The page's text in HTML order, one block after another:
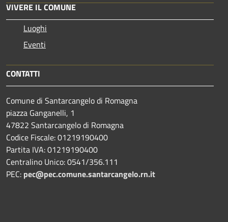
VIVERE IL COMUNE
Luoghi
Eventi
CONTATTI
Comune di Santarcangelo di Romagna
piazza Ganganelli, 1
47822 Santarcangelo di Romagna
Codice Fiscale: 01219190400
Partita IVA: 01219190400
Centralino Unico: 0541/356.111
PEC: pec@pec.comune.santarcangelo.rn.it